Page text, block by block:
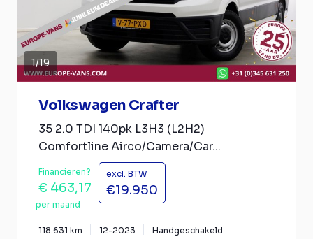
1/19
Volkswagen Crafter
35 2.0 TDI 140pk L3H3 (L2H2)
Comfortline Airco/Camera/Car...
Financieren?
€ 463,17
per maand
excl. BTW
€19.950
118.631 km 12-2023 Handgeschakeld